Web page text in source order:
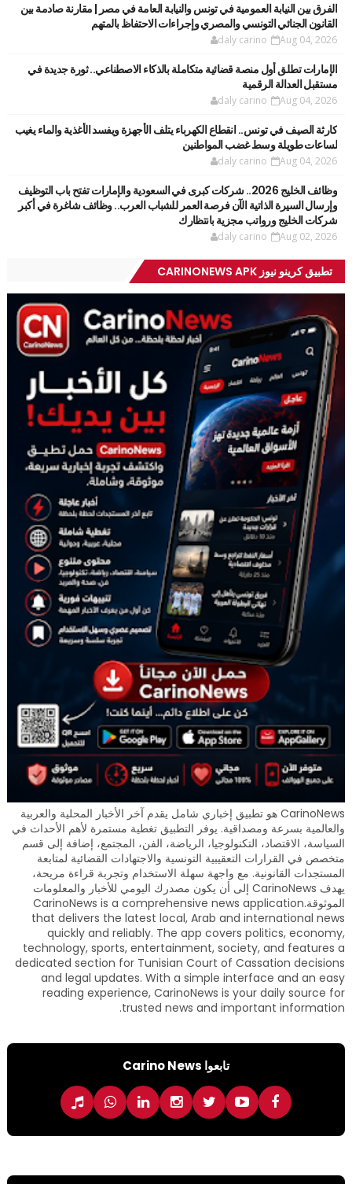
الفرق بين النيابة العمومية في تونس والنيابة العامة في مصر | مقارنة صادمة بين
القانون الجنائي التونسي والمصري وإجراءات الاحتفاظ بالمتهم
daly carino Aug 04, 2026
الإمارات تطلق أول منصة قضائية متكاملة بالذكاء الاصطناعي.. ثورة جديدة في
مستقبل العدالة الرقمية
daly carino Aug 04, 2026
كارثة الصيف في تونس.. انقطاع الكهرباء يتلف الأجهزة ويفسد الأغذية والماء يغيب
لساعات طويلة وسط غضب المواطنين
daly carino Aug 04, 2026
وظائف الخليج 2026.. شركات كبرى في السعودية والإمارات تفتح باب التوظيف
وإرسال السيرة الذاتية الآن فرصة العمر للشباب العرب.. وظائف شاغرة في أكبر
شركات الخليج ورواتب مجزية بانتظارك
daly carino Aug 02, 2026
تطبيق كرينو نيوز CARINONEWS APK
CarinoNews هو تطبيق إخباري شامل يقدم آخر الأخبار المحلية والعربية
والعالمية بسرعة ومصداقية. يوفر التطبيق تغطية مستمرة لأهم الأحداث في
السياسة، الاقتصاد، التكنولوجيا، الرياضة، الفن، المجتمع، إضافة إلى قسم
متخصص في القرارات التعقيبية التونسية والاجتهادات القضائية لمتابعة
المستجدات القانونية. مع واجهة سهلة الاستخدام وتجربة قراءة مريحة،
يهدف CarinoNews إلى أن يكون مصدرك اليومي للأخبار والمعلومات
الموثوقة.CarinoNews is a comprehensive news application
that delivers the latest local, Arab and international news
quickly and reliably. The app covers politics, economy,
technology, sports, entertainment, society, and features a
dedicated section for Tunisian Court of Cassation decisions
and legal updates. With a simple interface and an easy
reading experience, CarinoNews is your daily source for
trusted news and important information.
تابعوا Carino News